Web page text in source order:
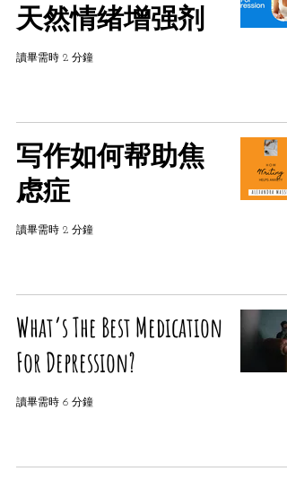
天然情绪增强剂
讀畢需時 2 分鐘
写作如何帮助焦
虑症
讀畢需時 2 分鐘
What’s The Best Medication
For Depression?
讀畢需時 6 分鐘